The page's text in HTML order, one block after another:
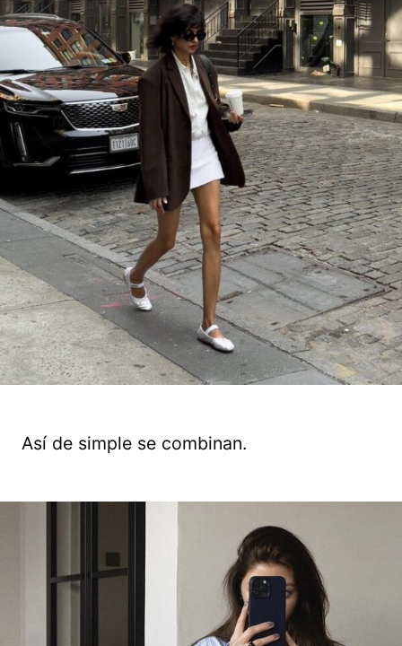
Así de simple se combinan.